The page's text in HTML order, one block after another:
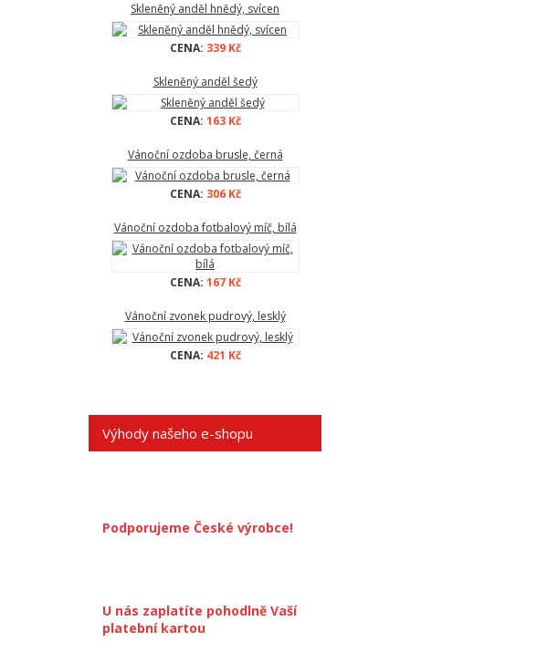
Skleněný anděl hnědý, svícen
CENA: 339 Kč
Skleněný anděl šedý
CENA: 163 Kč
Vánoční ozdoba brusle, černá
CENA: 306 Kč
Vánoční ozdoba fotbalový míč, bílá
CENA: 167 Kč
Vánoční zvonek pudrový, lesklý
CENA: 421 Kč
Výhody našeho e-shopu
Podporujeme České výrobce!
U nás zaplatíte pohodlně Vaší
platební kartou